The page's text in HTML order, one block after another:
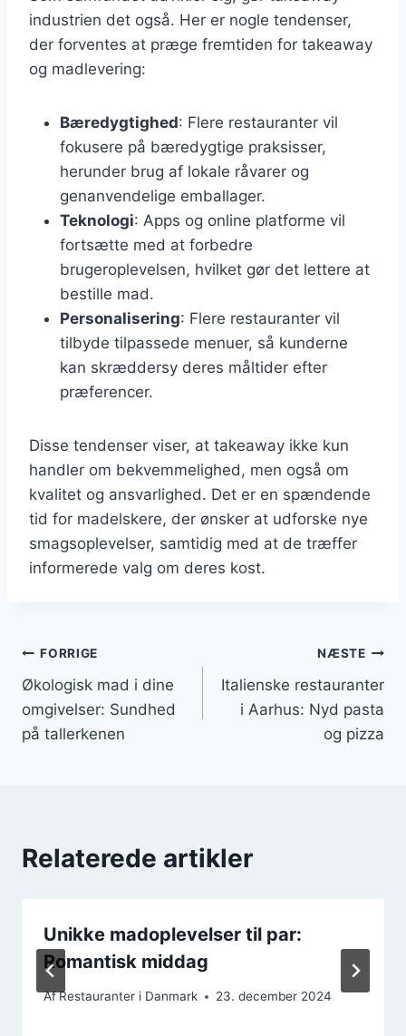
industrien det også. Her er nogle tendenser,
der forventes at præge fremtiden for takeaway
og madlevering:
Bæredygtighed: Flere restauranter vil
fokusere på bæredygtige praksisser,
herunder brug af lokale råvarer og
genanvendelige emballager.
Teknologi: Apps og online platforme vil
fortsætte med at forbedre
brugeroplevelsen, hvilket gør det lettere at
bestille mad.
Personalisering: Flere restauranter vil
tilbyde tilpassede menuer, så kunderne
kan skræddersy deres måltider efter
præferencer.
Disse tendenser viser, at takeaway ikke kun
handler om bekvemmelighed, men også om
kvalitet og ansvarlighed. Det er en spændende
tid for madelskere, der ønsker at udforske nye
smagsoplevelser, samtidig med at de træffer
informerede valg om deres kost.
Indlægsnavigation
FORRIGE
Økologisk mad i dine
omgivelser: Sundhed
på tallerkenen
NÆSTE
Italienske restauranter
i Aarhus: Nyd pasta
og pizza
Relaterede artikler
Unikke madoplevelser til par:
Romantisk middag
AfRestauranter i Danmark 23. december 2024